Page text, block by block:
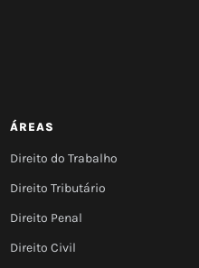
ÁREAS
Direito do Trabalho
Direito Tributário
Direito Penal
Direito Civil